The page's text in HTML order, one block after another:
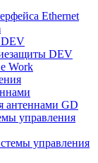
Ethernet
DEV
DEV
Work
антеннами GD
управления
управления